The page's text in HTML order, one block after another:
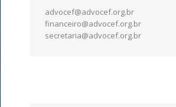
advocef@advocef.org.br
financeiro@advocef.org.br
secretaria@advocef.org.br